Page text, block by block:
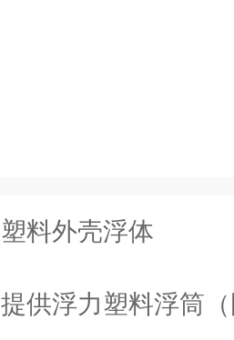
塑料外壳浮体
提供浮力塑料浮筒